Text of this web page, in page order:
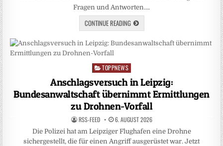
Fragen und Antworten….
CONTINUE READING
Posted
TOPPNEWS
Anschlagsversuch in Leipzig:
Bundesanwaltschaft übernimmt Ermittlungen
zu Drohnen-Vorfall
RSS-FEED 6. AUGUST 2026
Die Polizei hat am Leipziger Flughafen eine Drohne
sichergestellt, die für einen Angriff ausgerüstet war. Jetzt